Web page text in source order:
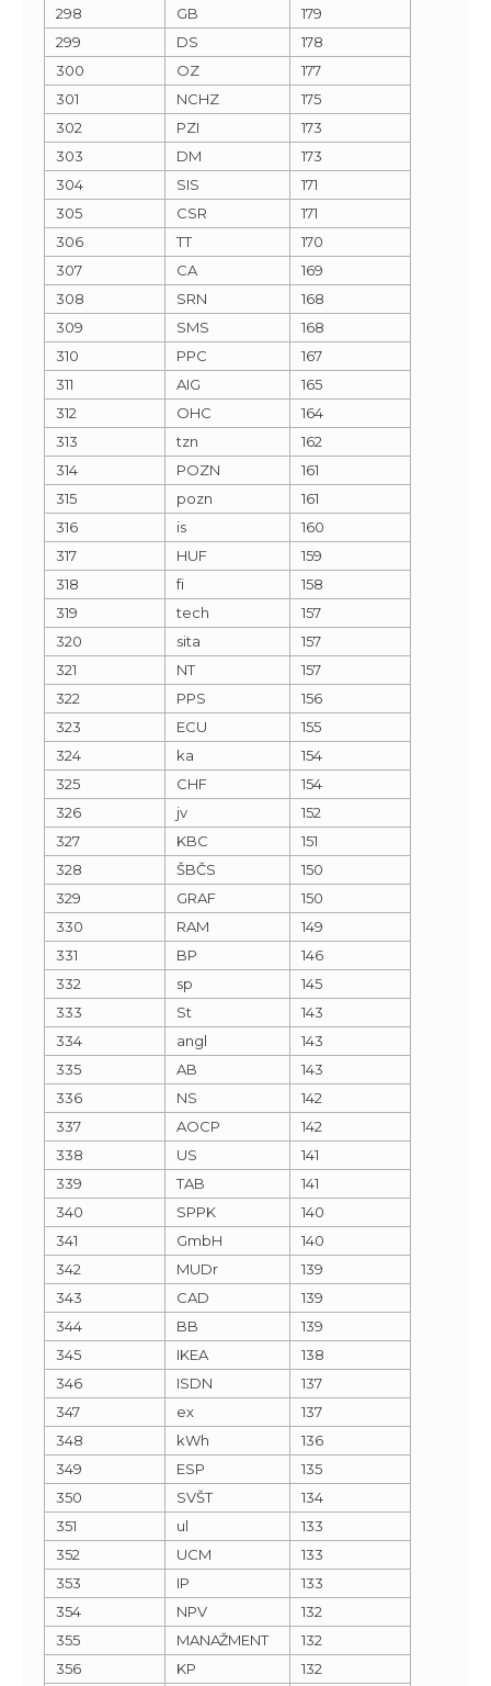
298 GB
179
299
DS
178
300
OZ
177
301
NCHZ
175
302
PZI
173
303
DM
173
304
SIS
171
305
CSR
171
306
TT
170
307
CA
169
308
SRN
168
309
SMS
168
310
PPC
167
311
AIG
165
312
OHC
164
313
tzn
162
314
POZN
161
315
pozn
161
316
is
160
317
HUF
159
318
fi
158
319
tech
157
320
sita
157
321
NT
157
322
PPS
156
323
ECU
155
324
ka
154
325
CHF
154
326
jv
152
327
KBC
151
328
ŠBČS
150
329
GRAF
150
330
RAM
149
331
BP
146
332
sp
145
333
St
143
334
angl
143
335
AB
143
336
NS
142
337
AOCP
142
338
US
141
339
TAB
141
340
SPPK
140
341
GmbH
140
342
MUDr
139
343
CAD
139
344
BB
139
345
IKEA
138
346
ISDN
137
347
ex
137
348
kWh
136
349
ESP
135
350
SVŠT
134
351
ul
133
352
UCM
133
353
IP
133
354
NPV
132
355
MANAŽMENT
132
356
KP
132